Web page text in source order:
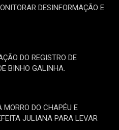
DESINFORMAÇÃO E
DO REGISTRO DE
BINHO GALINHA.
MORRO DO CHAPÉU E
JULIANA PARA LEVAR